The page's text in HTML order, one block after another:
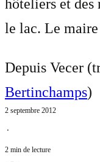
hôteliers et des
le lac. Le
Depuis Vecer
Bertinchamps)
2 septembre 2012
⋅
2 min de lecture